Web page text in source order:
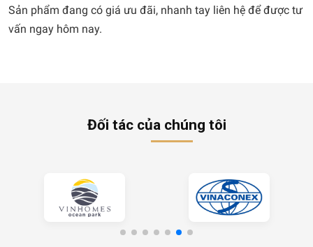
Sản phẩm đang có giá ưu đãi, nhanh tay liên hệ để được tư
vấn ngay hôm nay.
Đối tác của chúng tôi